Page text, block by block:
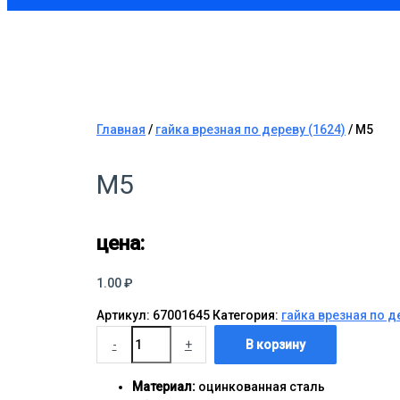
Главная / гайка врезная по дереву (1624) / М5
М5
цена:
1.00₽
Артикул: 67001645 Категория: гайка врезная по
- + В корзину
Материал: оцинкованная сталь